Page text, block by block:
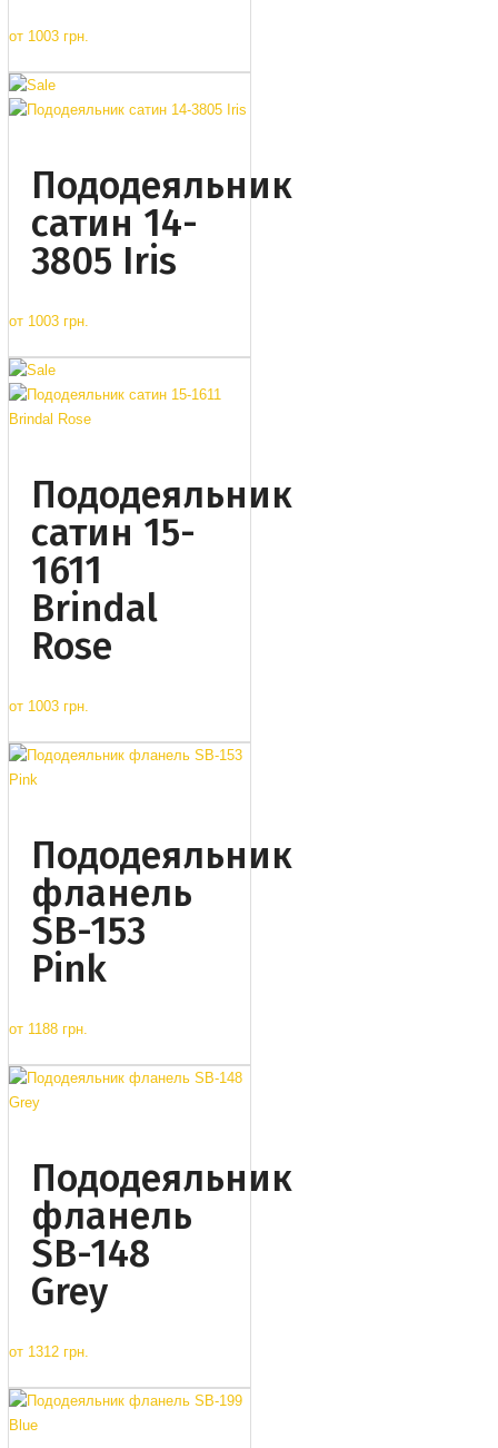
от 1003 грн.
Пододеяльник
сатин 14-
3805 Iris
от 1003 грн.
Пододеяльник
сатин 15-
1611
Brindal
Rose
от 1003 грн.
Пододеяльник
фланель
SB-153
Pink
от 1188 грн.
Пододеяльник
фланель
SB-148
Grey
от 1312 грн.